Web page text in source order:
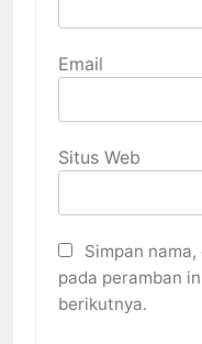
Email
Situs Web
Simpan
pada peramban
berikutnya.